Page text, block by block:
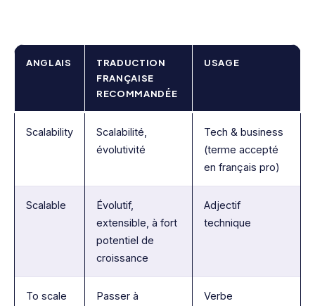
ANGLAIS
TRADUCTION
FRANÇAISE
RECOMMANDÉE
USAGE
Scalability
Scalabilité,
évolutivité
Tech & business
(terme accepté
en français pro)
Scalable
Évolutif,
extensible, à fort
potentiel de
croissance
Adjectif
technique
To scale
Passer à
Verbe